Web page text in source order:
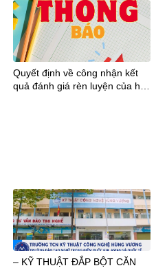
Quyết định về công nhận kết
quả đánh giá rèn luyện của học
– KỸ THUẬT ĐẮP BỘT CĂN